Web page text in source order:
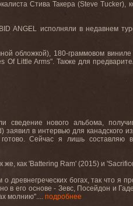
Стива Такера (Steve Tucker),
ANGEL исполняли в недавнем
обложкой), 180-граммовом
Of Little Arms". Также для
сведение нового альбома,
) заявил в интервью для канадского
готово.Сейчас я лишь составляю
же, как 'Battering Ram' (2015) и '
о древнегреческих богах, так что я
в его основе - Зевс, Посейдон и
молнию".... подробнее